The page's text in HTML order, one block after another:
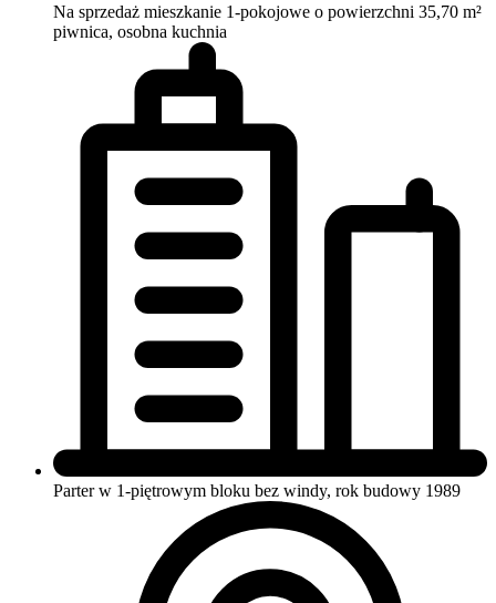
Na sprzedaż mieszkanie 1-pokojowe o powierzchni 35,70 m²
piwnica, osobna kuchnia
Parter w 1-piętrowym bloku bez windy, rok budowy 1989